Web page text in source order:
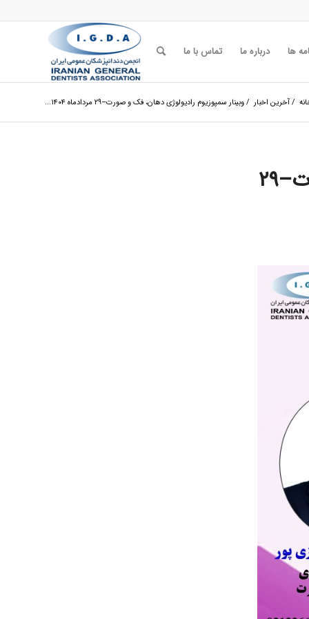
ها درباره ما تماس با ما
/آخرین اخبار /وبینار سمپوزیوم رادیولوژی دهان، فک و صورت–۲۹ مردادماه ۱۴۰۴...
وبینار سمپوزیوم رادیولوژی دهان، فک و صورت–۲۹